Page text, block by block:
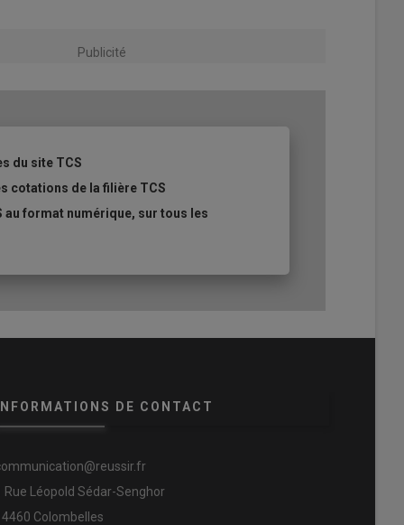
Publicité
du site TCS
cotations de la filière TCS
au format numérique, sur tous les
DE CONTACT
Rue Léopold Sédar-Senghor
Colombelles